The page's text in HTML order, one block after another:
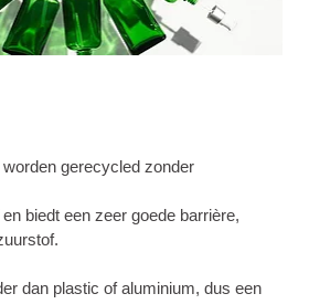
gerecycled zonder
biedt een zeer goede barrière,
dan plastic of aluminium, dus een